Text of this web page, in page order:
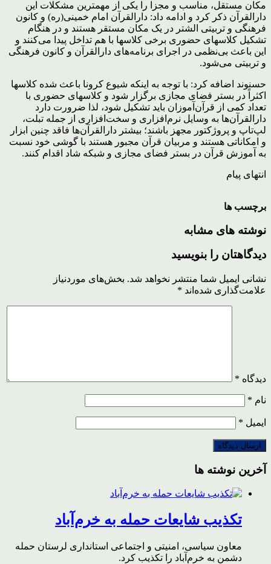
مکان مستقل، مناسب و مجزا را یکی از مهمترین مشکلات این
دارالقرآن ذکر کرد و ادامه داد: دارالقرآن امام خمینی(ره) و کانون
فرهنگی و تربیتی الشتر در یک مکان مستقر هستند و در هنگام
تشکیل کلاس‎های حضوری برخی کلاس‎ها با هم تداخل پیدا می‌کنند و
این باعث بی‌نظمی در اجرای برنامه‌های دارالقرآن و کانون فرهنگی
و تربیتی می‏‌شود.
حسنوند اضافه کرد: با توجه به اینکه شیوع کرونا باعث شده کلاس‎ها
اکثراً در بستر فضای مجازی برگزار شود و کلاس‎های حضوری با
تعداد کمی از قرآن‌آموزان باید تشکیل شود، لذا ضرورت دارد
دارالقرآن‌ها به وسایل نرم‌افزاری و سخت‌افزاری از جمله تبلت،
لپ‌تاپ و پروژکتور مجهز باشند؛ بیشتر دارالقرآن‌ها فاقد چنین ابزار
و امکاناتی هستند و مربیان قرآن مجبور هستند با گوشی خود نسبت
به آموزش قرآن در بستر فضای مجازی و شبکه شاد اقدام کنند.
انتهای پیام
برچسب ها
نوشته های مشابه
دیدگاهتان را بنویسید
نشانی ایمیل شما منتشر نخواهد شد. بخش‌های موردنیاز
علامت‌گذاری شده‌اند *
دیدگاه *
نام *
ایمیل *
آخرین نوشته ها
تکذیب شایعات حمله به خرم‌آباد
معاون سیاسی، امنیتی و اجتماعی استانداری لرستان حمله
دشمن به خرم‌آباد را تکذیب کرد.